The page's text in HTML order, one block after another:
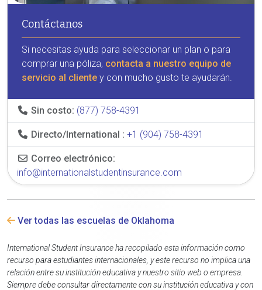
Contáctanos
Si necesitas ayuda para seleccionar un plan o para
comprar una póliza, contacta a nuestro equipo de
servicio al cliente y con mucho gusto te ayudarán.
Sin costo: (877) 758-4391
Directo/International : +1 (904) 758-4391
Correo electrónico:
info@internationalstudentinsurance.com
Ver todas las escuelas de Oklahoma
International Student Insurance ha recopilado esta información como
recurso para estudiantes internacionales, y este recurso no implica una
relación entre su institución educativa y nuestro sitio web o empresa.
Siempre debe consultar directamente con su institución educativa y con